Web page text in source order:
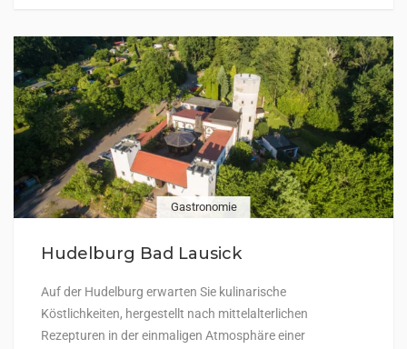
Gastronomie
Hudelburg Bad Lausick
Auf der Hudelburg erwarten Sie kulinarische
Köstlichkeiten, hergestellt nach mittelalterlichen
Rezepturen in der einmaligen Atmosphäre einer